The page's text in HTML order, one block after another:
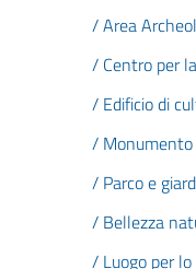
/ Area
/ Centro per
/ Edificio di
/
/ Parco e
/ Bellezza
/ Luogo per